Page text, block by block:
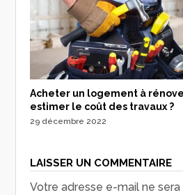
Acheter un logement à
estimer le coût des travaux ?
29 décembre 2022
LAISSER UN COMMENTAIRE
Votre adresse e-mail ne sera